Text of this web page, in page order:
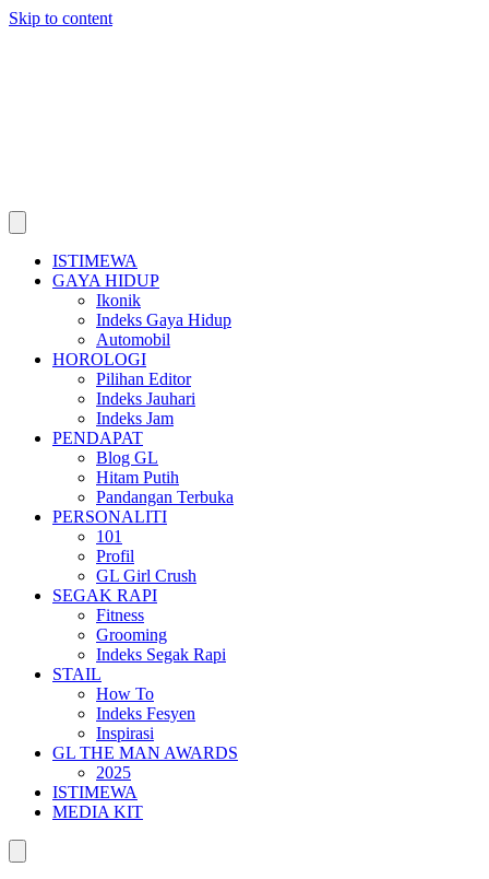
Skip to content
ISTIMEWA
GAYA HIDUP
Ikonik
Indeks Gaya Hidup
Automobil
HOROLOGI
Pilihan Editor
Indeks Jauhari
Indeks Jam
PENDAPAT
Blog GL
Hitam Putih
Pandangan Terbuka
PERSONALITI
101
Profil
GL Girl Crush
SEGAK RAPI
Fitness
Grooming
Indeks Segak Rapi
STAIL
How To
Indeks Fesyen
Inspirasi
GL THE MAN AWARDS
2025
ISTIMEWA
MEDIA KIT